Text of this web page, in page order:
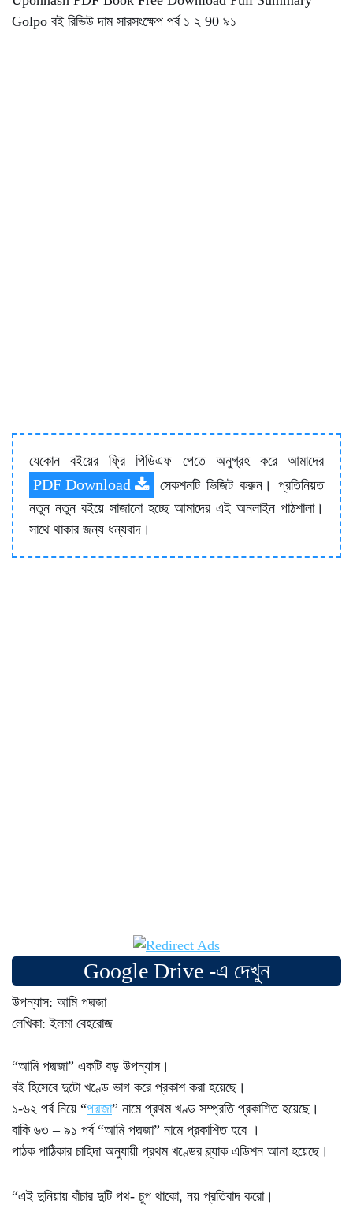
যেকোন বইয়ের ফ্রি পিডিএফ পেতে অনুগ্রহ করে আমাদের
PDF Download
সেকশনটি ভিজিট করুন। প্রতিনিয়ত
নতুন নতুন বইয়ে সাজানো হচ্ছে আমাদের এই অনলাইন পাঠশালা।
সাথে থাকার জন্য ধন্যবাদ।
Google Drive -এ দেখুন
উপন্যাস: আমি পদ্মজা
লেখিকা: ইলমা বেহরোজ
“আমি পদ্মজা” একটি বড় উপন্যাস।
বই হিসেবে দুটো খণ্ডে ভাগ করে প্রকাশ করা হয়েছে।
১-৬২ পর্ব নিয়ে “পদ্মজা” নামে প্রথম খণ্ড সম্প্রতি প্রকাশিত হয়েছে।
বাকি ৬৩ – ৯১ পর্ব “আমি পদ্মজা” নামে প্রকাশিত হবে ।
পাঠক পাঠিকার চাহিদা অনুযায়ী প্রথম খণ্ডের ব্ল্যাক এডিশন আনা হয়েছে।
“এই দুনিয়ায় বাঁচার দুটি পথ- চুপ থাকো, নয় প্রতিবাদ করো।